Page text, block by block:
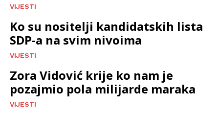
VIJESTI
Ko su nositelji kandidatskih lista
SDP-a na svim nivoima
VIJESTI
Zora Vidović krije ko nam je
pozajmio pola milijarde maraka
VIJESTI